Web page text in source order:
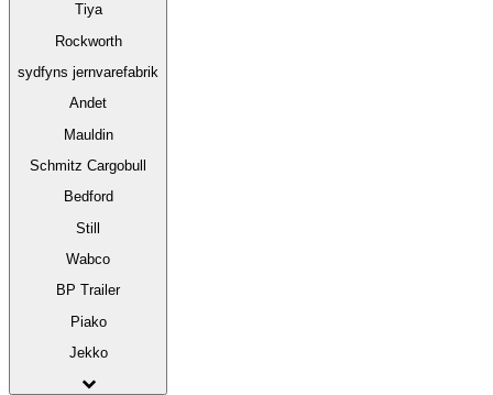
Tiya
Rockworth
sydfyns jernvarefabrik
Andet
Mauldin
Schmitz Cargobull
Bedford
Still
Wabco
BP Trailer
Piako
Jekko